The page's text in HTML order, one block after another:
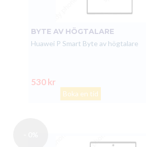
BYTE AV HÖGTALARE
Huawei P Smart Byte av högtalare
530 kr
Boka en tid